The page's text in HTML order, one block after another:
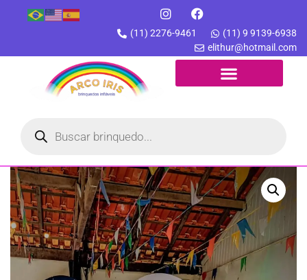
(11) 2276-9461
(11) 9 9139-6938
elithur@hotmail.com